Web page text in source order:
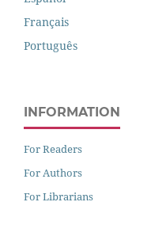
Français
Português
INFORMATION
For Readers
For Authors
For Librarians